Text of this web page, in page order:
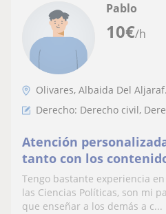
10€/h
Pablo
Olivares, Albaida Del
Derecho: Derecho civil,
Atención
tanto con los
explicaciones
Tengo bastante experiencia
las Ciencias Políticas, son mi
que enseñar a los demás a c...